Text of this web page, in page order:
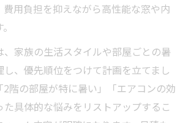
費用負担を抑えながら高性能な窓や内
、家族の生活スタイルや部屋ごとの暑
し、優先順位をつけて計画を立てまし
2階の部屋が特に暑い」「エアコンの効
た具体的な悩みをリストアップするこ